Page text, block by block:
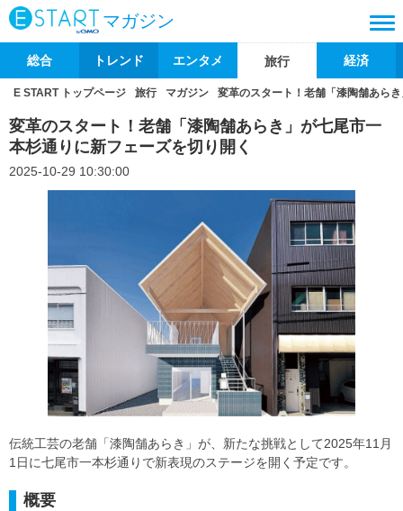
マガジン
総合 トレンド エンタメ 旅行 経済
E START トップページ 旅行 マガジン 変革のスタート！老舗「漆陶舗あら
変革のスタート！老舗「漆陶舗あらき」が七尾市一
本杉通りに新フェーズを切り開く
2025-10-29 10:30:00
伝統工芸の老舗「漆陶舗あらき」が、新たな挑戦として2025年11月
1日に七尾市一本杉通りで新表現のステージを開く予定です。
概要